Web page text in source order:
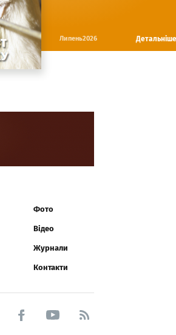
Липень2026 Детальніше
Фото
Відео
Журнали
Контакти